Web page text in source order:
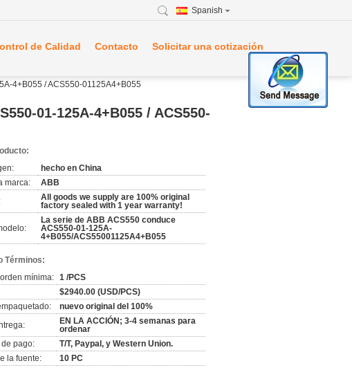
Spanish
de Calidad Contacto Solicitar una cotización
4+B055 / ACS550-01125A4+B055
01-125A-4+B055 / ACS550-
hecho en China
marca:
ABB
All goods we supply are 100% original
factory sealed with 1 year warranty!
La serie de ABB ACS550 conduce
ACS550-01-125A-
4+B055/ACS55001125A4+B055
Términos:
mínima: 1 /PCS
$2940.00 (USD/PCS)
nuevo original del 100%
EN LA ACCIÓN; 3-4 semanas para
ordenar
pago:
T/T, Paypal, y Western Union.
la fuente:
10 PC